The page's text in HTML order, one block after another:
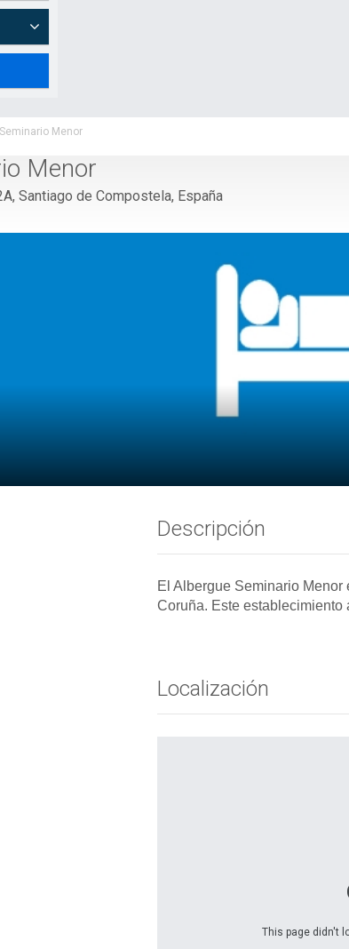
Menor
Menor
Santiago de Compostela, España
Descripción
El Albergue Seminario
Coruña. Este establecimiento
Localización
This page didn't